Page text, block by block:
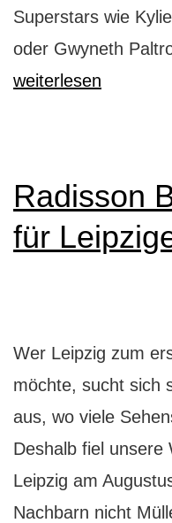
Superstars wie
oder Gwyneth
weiterlesen
Radisson
für
Wer Leipzig zum
möchte, sucht sich
aus, wo viele
Deshalb fiel unsere
Leipzig am
Nachbarn nicht